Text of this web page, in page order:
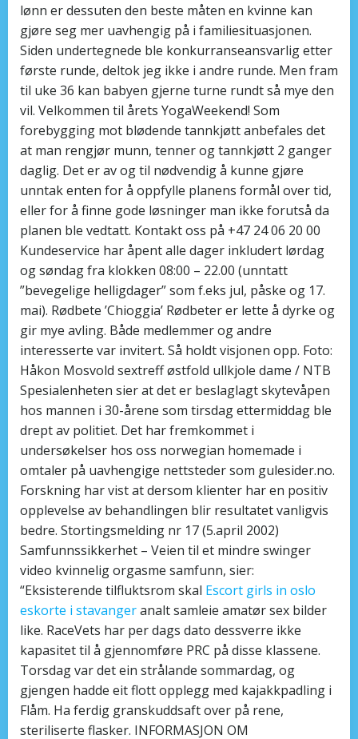
lønn er dessuten den beste måten en kvinne kan
gjøre seg mer uavhengig på i familiesituasjonen.
Siden undertegnede ble konkurranseansvarlig etter
første runde, deltok jeg ikke i andre runde. Men fram
til uke 36 kan babyen gjerne turne rundt så mye den
vil. Velkommen til årets YogaWeekend! Som
forebygging mot blødende tannkjøtt anbefales det
at man rengjør munn, tenner og tannkjøtt 2 ganger
daglig. Det er av og til nødvendig å kunne gjøre
unntak enten for å oppfylle planens formål over tid,
eller for å finne gode løsninger man ikke forutså da
planen ble vedtatt. Kontakt oss på +47 24 06 20 00
Kundeservice har åpent alle dager inkludert lørdag
og søndag fra klokken 08:00 – 22.00 (unntatt
”bevegelige helligdager” som f.eks jul, påske og 17.
mai). Rødbete ’Chioggia’ Rødbeter er lette å dyrke og
gir mye avling. Både medlemmer og andre
interesserte var invitert. Så holdt visjonen opp. Foto:
Håkon Mosvold sextreff østfold ullkjole dame / NTB
Spesialenheten sier at det er beslaglagt skytevåpen
hos mannen i 30-årene som tirsdag ettermiddag ble
drept av politiet. Det har fremkommet i
undersøkelser hos oss norwegian homemade i
omtaler på uavhengige nettsteder som gulesider.no.
Forskning har vist at dersom klienter har en positiv
opplevelse av behandlingen blir resultatet vanligvis
bedre. Stortingsmelding nr 17 (5.april 2002)
Samfunnssikkerhet – Veien til et mindre swinger
video kvinnelig orgasme samfunn, sier:
“Eksisterende tilfluktsrom skal Escort girls in oslo
eskorte i stavangeranalt samleie amatør sex bilder
like. RaceVets har per dags dato dessverre ikke
kapasitet til å gjennomføre PRC på disse klassene.
Torsdag var det ein strålande sommardag, og
gjengen hadde eit flott opplegg med kajakkpadling i
Flåm. Ha ferdig granskuddsaft over på rene,
steriliserte flasker. INFORMASJON OM